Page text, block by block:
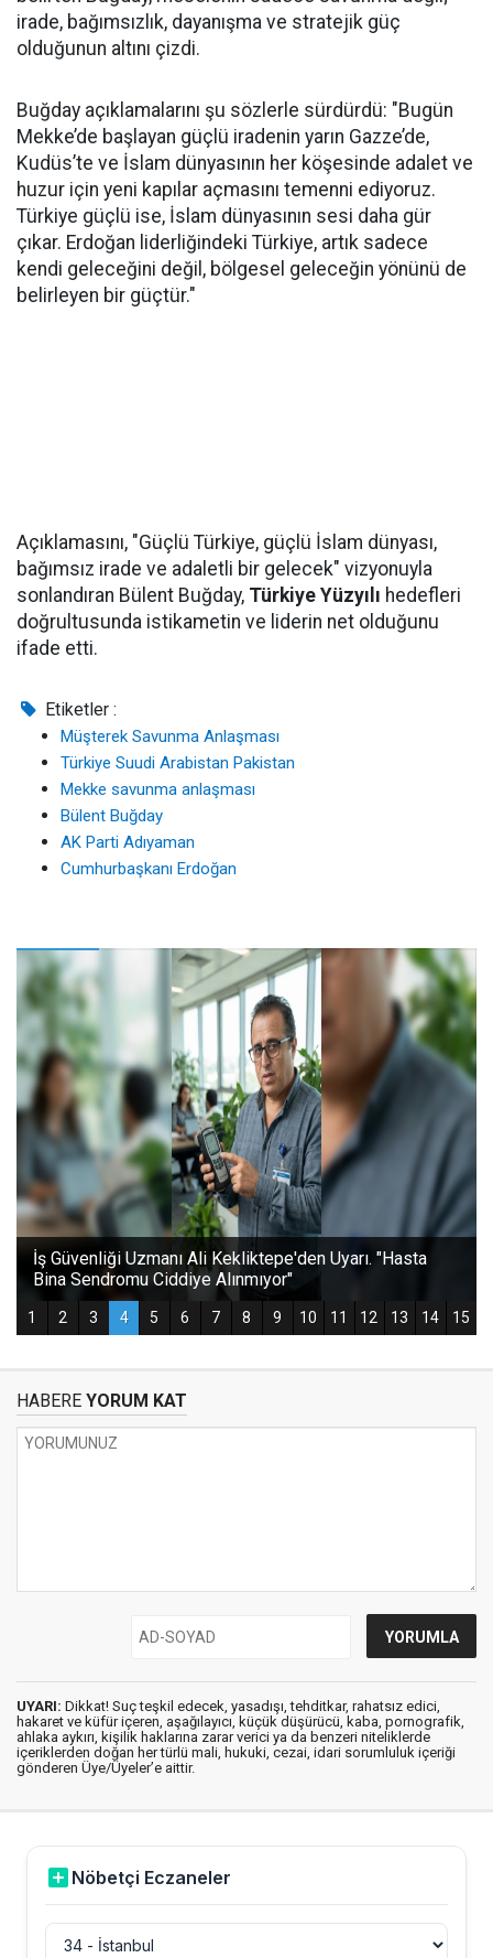
irade, bağımsızlık, dayanışma ve stratejik güç
olduğunun altını çizdi.
Buğday açıklamalarını şu sözlerle sürdürdü: "Bugün
Mekke’de başlayan güçlü iradenin yarın Gazze’de,
Kudüs’te ve İslam dünyasının her köşesinde adalet ve
huzur için yeni kapılar açmasını temenni ediyoruz.
Türkiye güçlü ise, İslam dünyasının sesi daha gür
çıkar. Erdoğan liderliğindeki Türkiye, artık sadece
kendi geleceğini değil, bölgesel geleceğin yönünü de
belirleyen bir güçtür."
Açıklamasını, "Güçlü Türkiye, güçlü İslam dünyası,
bağımsız irade ve adaletli bir gelecek" vizyonuyla
sonlandıran Bülent Buğday, Türkiye Yüzyılı hedefleri
doğrultusunda istikametin ve liderin net olduğunu
ifade etti.
Etiketler :
Müşterek Savunma Anlaşması
Türkiye Suudi Arabistan Pakistan
Mekke savunma anlaşması
Bülent Buğday
AK Parti Adıyaman
Cumhurbaşkanı Erdoğan
HABERE YORUM KAT
UYARI: Dikkat! Suç teşkil edecek, yasadışı, tehditkar, rahatsız edici,
hakaret ve küfür içeren, aşağılayıcı, küçük düşürücü, kaba, pornografik,
ahlaka aykırı, kişilik haklarına zarar verici ya da benzeri niteliklerde
içeriklerden doğan her türlü mali, hukuki, cezai, idari sorumluluk içeriği
gönderen Üye/Üyeler’e aittir.